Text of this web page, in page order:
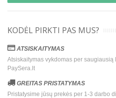
KODĖL PIRKTI PAS MUS?
ATSISKAITYMAS
Atsiskaitymas vykdomas per
PaySera.lt
GREITAS PRISTATYMAS
Pristatysime jūsų prekės per 1-3 darbo